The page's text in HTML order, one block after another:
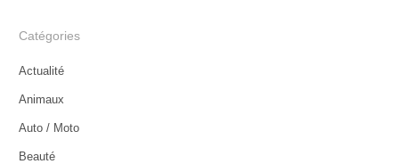
Catégories
Actualité
Animaux
Auto / Moto
Beauté